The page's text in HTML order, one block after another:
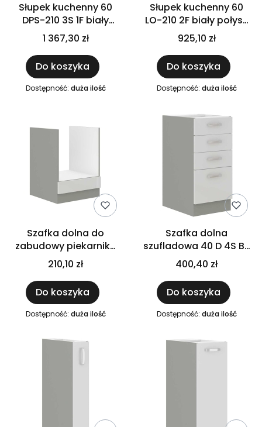
Słupek kuchenny 60
DPS-210 3S 1F biały
połysk IGA BIANCA
1 367,30 zł
Do koszyka
Dostępność: duża ilość
Słupek kuchenny 60
LO-210 2F biały połysk
IGA BIANCA
925,10 zł
Do koszyka
Dostępność: duża ilość
Szafka dolna do
zabudowy piekarnika
60 D GAZ BB biały
połysk IGA BIANCA
210,10 zł
Do koszyka
Dostępność: duża ilość
Szafka dolna
szufladowa 40 D 4S BB
biały połysk IGA BIANCA
400,40 zł
Do koszyka
Dostępność: duża ilość